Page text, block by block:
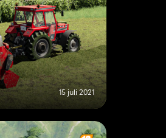
15 juli 2021